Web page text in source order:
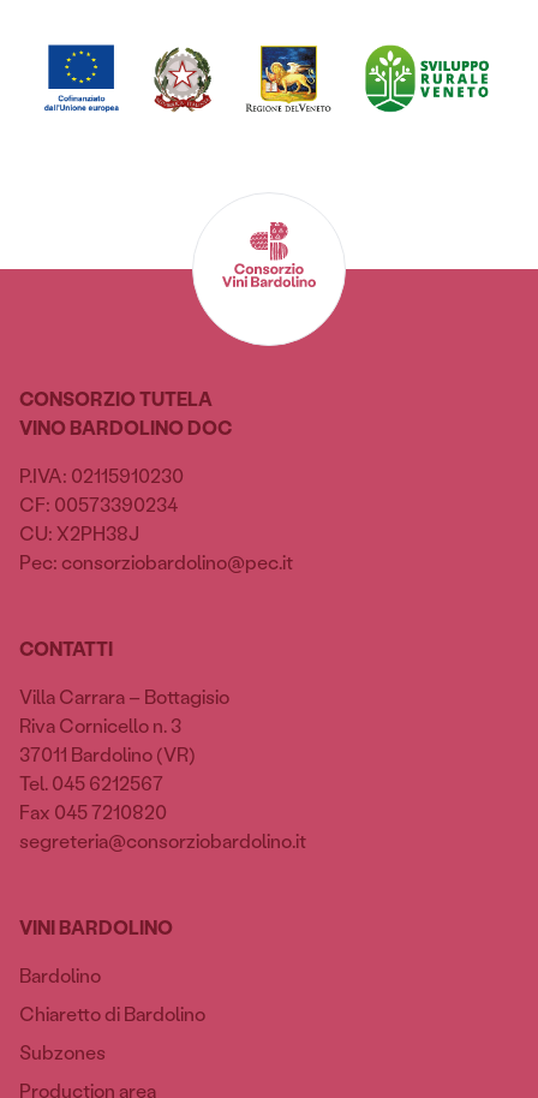
CONSORZIO TUTELA
VINO BARDOLINO DOC
P.IVA: 02115910230
CF: 00573390234
CU: X2PH38J
Pec: consorziobardolino@pec.it
CONTATTI
Villa Carrara – Bottagisio
Riva Cornicello n. 3
37011 Bardolino (VR)
Tel. 045 6212567
Fax 045 7210820
segreteria@consorziobardolino.it
VINI BARDOLINO
Bardolino
Chiaretto di Bardolino
Subzones
Production area